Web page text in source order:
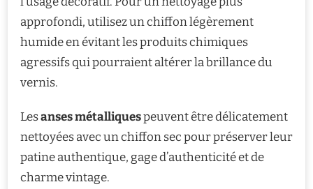
approfondi, utilisez un chiffon légèrement
humide en évitant les produits chimiques
agressifs qui pourraient altérer la brillance du
vernis.
Lesanses métalliquespeuvent être délicatement
nettoyées avec un chiffon sec pour préserver leur
patine authentique, gage d’authenticité et de
charme vintage.